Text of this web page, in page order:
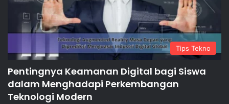
Tips Tekno
Pentingnya Keamanan Digital bagi Siswa
dalam Menghadapi Perkembangan
Teknologi Modern